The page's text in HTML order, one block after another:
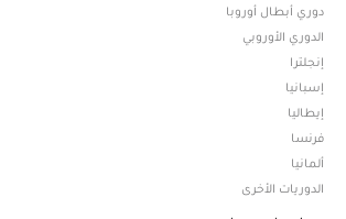
دوري أبطال أوروبا
الدوري الأوروبي
إنجلترا
إسبانيا
إيطاليا
فرنسا
ألمانيا
الدوريات الأخرى